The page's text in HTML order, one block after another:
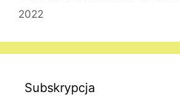
2022
Subskrypcja